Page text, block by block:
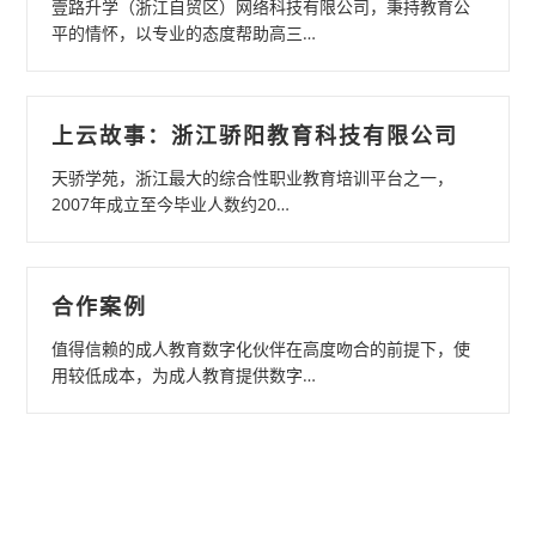
壹路升学（浙江自贸区）网络科技有限公司，秉持教育公
平的情怀，以专业的态度帮助高三…
上云故事：浙江骄阳教育科技有限公司
天骄学苑，浙江最大的综合性职业教育培训平台之一，
2007年成立至今毕业人数约20…
合作案例
值得信赖的成人教育数字化伙伴在高度吻合的前提下，使
用较低成本，为成人教育提供数字…